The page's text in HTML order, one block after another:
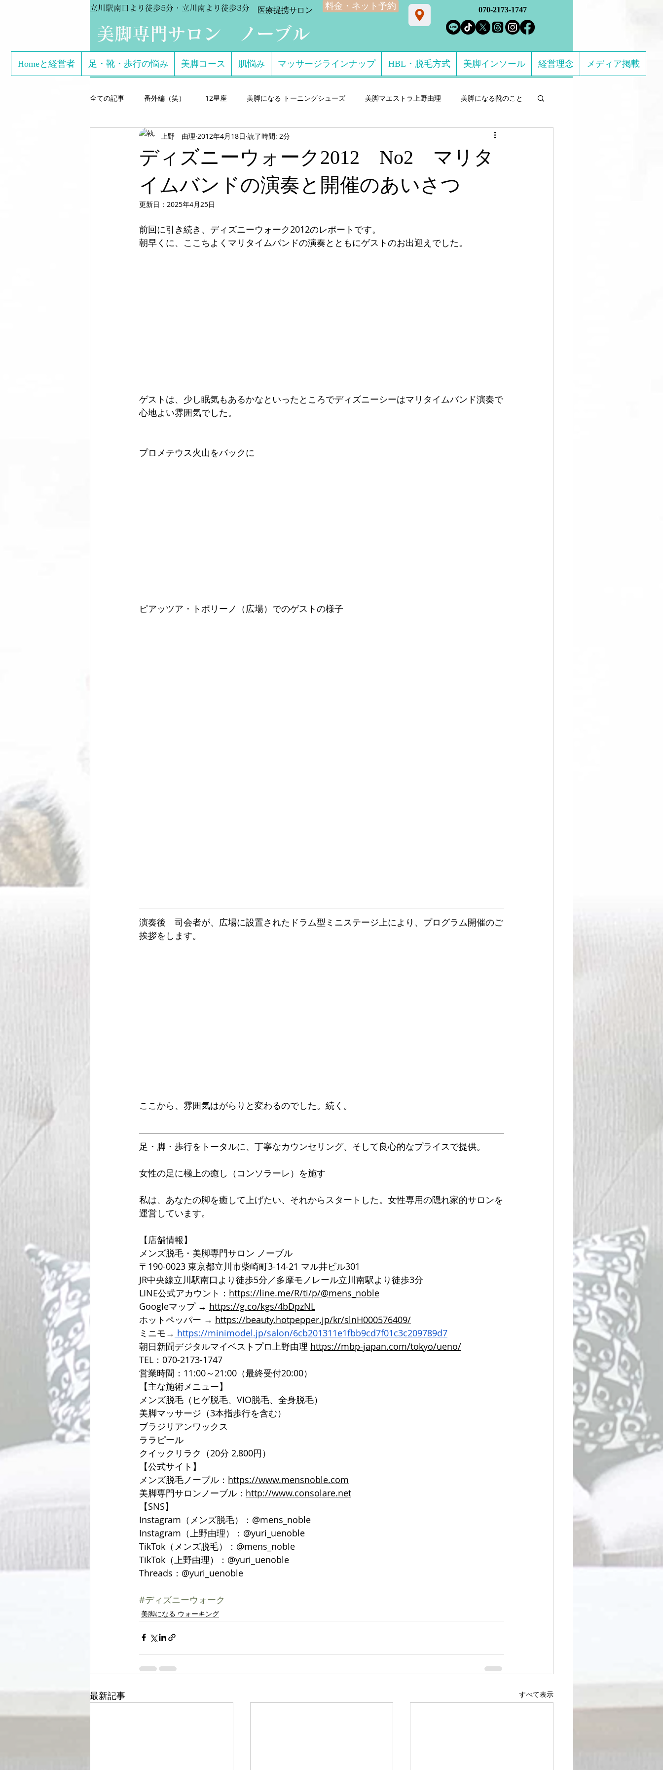
立川駅南口より徒歩5分・立川南より徒歩3分
​美脚専門サロン ノーブル
料金・ネット予約
​医療提携サロン 070-2173-1747
Homeと経営者 足・靴・歩行の悩み 美脚コース 肌悩み マッサージラインナップ HBL・脱毛方式 美脚インソール 経営理念 メディア掲載
全ての記事 番外編（笑） 12星座 美脚になる トーニングシューズ 美脚マエストラ上野由理 美脚になる靴のこと
芸能関係のお客様体験談 美脚専門サロン salon de consolare サロン・ド・コン
美脚になる サンダル・ミュール 美脚になる ストッキング・フットウエア 美脚になる 足のトラブル解決
ディズニーウォーク2012 No2 マリタ
イムバンドの演奏と開催のあいさつ
上野 由理 2012年4月18日 読了時間: 2分
更新日： 2025年4月25日
前回に引き続き、ディズニーウォーク2012のレポートです。
朝早くに、ここちよくマリタイムバンドの演奏とともにゲストのお出迎えでした。
ゲストは、少し眠気もあるかなといったところでディズニーシーはマリタイムバンド演奏で
心地よい雰囲気でした。
プロメテウス火山をバックに
ピアッツア・トポリーノ（広場）でのゲストの様子
演奏後　司会者が、広場に設置されたドラム型ミニステージ上により、プログラム開催のご
挨拶をします。
ここから、雰囲気はがらりと変わるのでした。続く。
足・脚・歩行をトータルに、丁寧なカウンセリング、そして良心的なプライスで提供。
女性の足に極上の癒し（コンソラーレ）を施す
私は、あなたの脚を癒して上げたい、それからスタートした。女性専用の隠れ家的サロンを
運営しています。
【店舗情報】
メンズ脱毛・美脚専門サロン ノーブル
〒190-0023 東京都立川市柴崎町3-14-21 マル井ビル301
JR中央線立川駅南口より徒歩5分／多摩モノレール立川南駅より徒歩3分
LINE公式アカウント： https://line.me/R/ti/p/@mens_noble
Googleマップ → https://g.co/kgs/4bDpzNL
ホットペッパー → https://beauty.hotpepper.jp/kr/slnH000576409/
ミニモ→ https://minimodel.jp/salon/6cb201311e1fbb9cd7f01c3c209789d7
朝日新聞デジタルマイベストプロ上野由理 https://mbp-japan.com/tokyo/ueno/
TEL：070-2173-1747
営業時間：11:00～21:00（最終受付20:00）
【主な施術メニュー】
メンズ脱毛（ヒゲ脱毛、VIO脱毛、全身脱毛）
美脚マッサージ（3本指歩行を含む）
ブラジリアンワックス
ララピール
クイックリラク（20分 2,800円）
【公式サイト】
メンズ脱毛ノーブル： https://www.mensnoble.com
美脚専門サロンノーブル： http://www.consolare.net
【SNS】
Instagram（メンズ脱毛）：@mens_noble
Instagram（上野由理）：@yuri_uenoble
TikTok（メンズ脱毛）：@mens_noble
TikTok（上野由理）：@yuri_uenoble
Threads：@yuri_uenoble
#ディズニーウォーク
美脚になる ウォーキング
最新記事 すべて表示